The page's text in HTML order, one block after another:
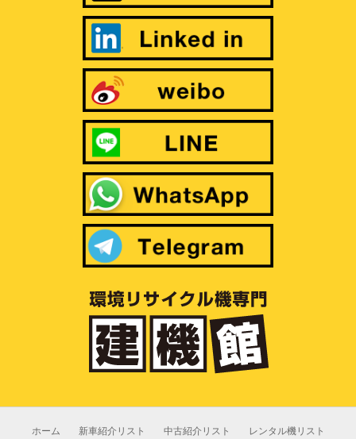
ホーム 新車紹介リスト 中古紹介リスト レンタル機リスト